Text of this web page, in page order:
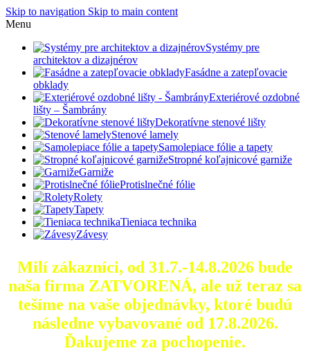
Skip to navigation Skip to main content
Menu
Systémy pre
architektov a dizajnérov
Fasádne a zatepľovacie
obklady
Exteriérové ozdobné
lišty – Šambrány
Dekoratívne stenové lišty
Stenové lamely
Samolepiace fólie a tapety
Stropné koľajnicové garniže
Garniže
Protislnečné fólie
Rolety
Tapety
Tieniaca technika
Závesy
Milí zákazníci, od 31.7.-14.8.2026 bude
naša firma ZATVORENÁ, ale už teraz sa
tešíme na vaše objednávky, ktoré budú
následne vybavované od 17.8.2026.
Ďakujeme za pochopenie.